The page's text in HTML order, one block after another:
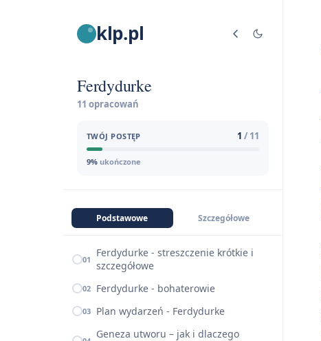
klp.pl
Ferdydurke
11 opracowań
TWÓJ POSTĘP 1 / 11
9% ukończone
Podstawowe Szczegółowe
01
Ferdydurke - streszczenie krótkie i
szczegółowe
02 Ferdydurke - bohaterowie
03 Plan wydarzeń - Ferdydurke
Geneza utworu – jak i dlaczego